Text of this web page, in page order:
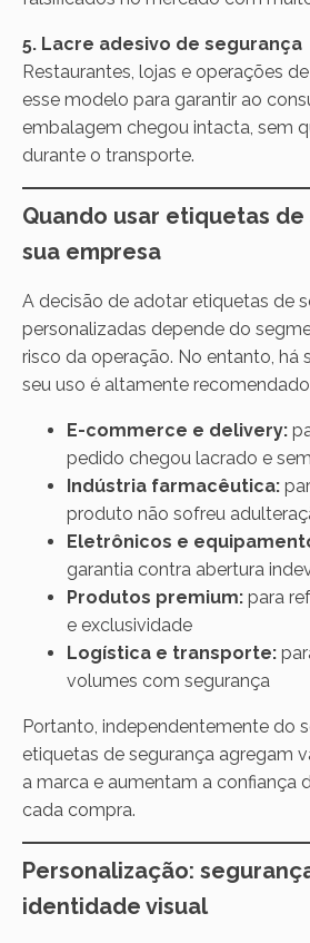
5. Lacre adesivo de segurança
Restaurantes, lojas e operações
esse modelo para garantir ao
embalagem chegou intacta, sem
durante o transporte.
Quando usar etiquetas
sua empresa
A decisão de adotar etiquetas de
personalizadas depende do
risco da operação. No entanto, há
seu uso é altamente
E-commerce e delivery:
pedido chegou lacrado e
Indústria farmacêutica:
produto não sofreu
Eletrônicos e
garantia contra abertura
Produtos premium: para
e exclusividade
Logística e transporte:
volumes com segurança
Portanto, independentemente do
etiquetas de segurança agregam
a marca e aumentam a confiança
cada compra.
Personalização:
identidade visual